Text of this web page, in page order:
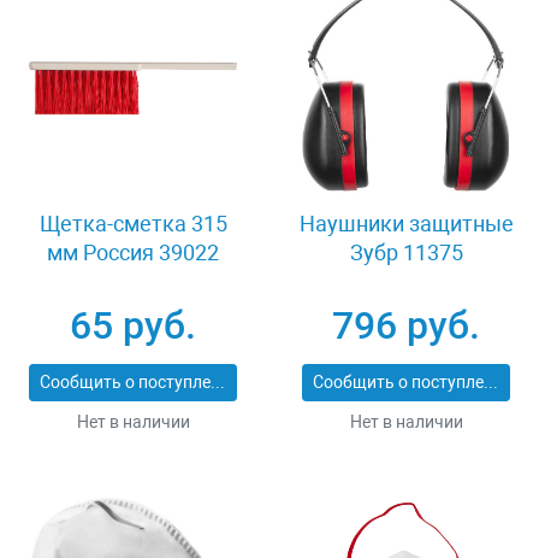
Щетка-сметка 315
мм Россия 39022
65 руб.
Сообщить о поступлении
Нет в наличии
Наушники защитные
Зубр 11375
796 руб.
Сообщить о поступлении
Нет в наличии